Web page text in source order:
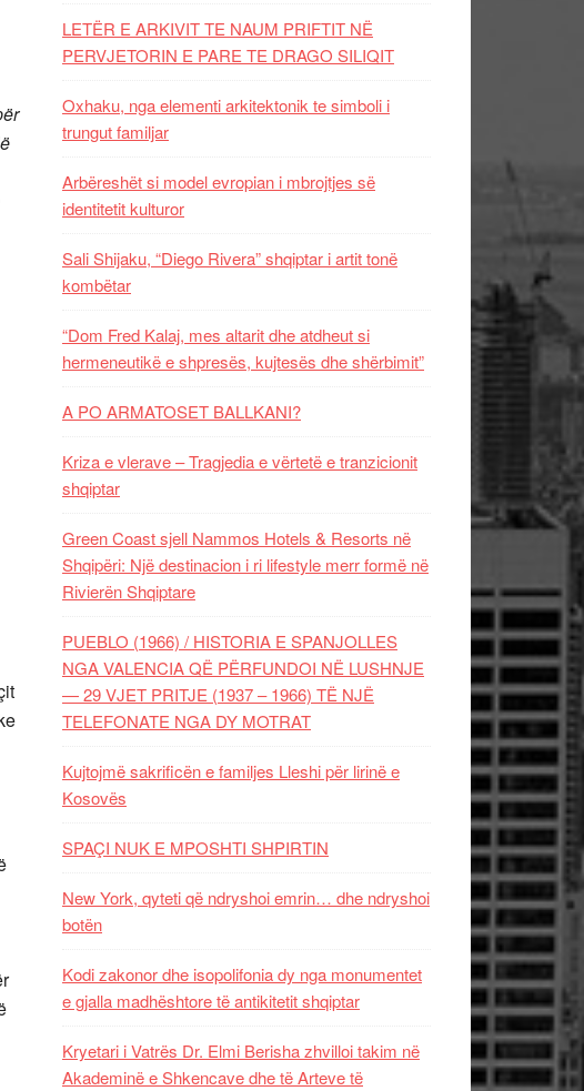
LETËR E ARKIVIT TE NAUM PRIFTIT NË
PERVJETORIN E PARE TE DRAGO SILIQIT
Oxhaku, nga elementi arkitektonik te simboli i
trungut familjar
Arbëreshët si model evropian i mbrojtjes së
identitetit kulturor
Sali Shijaku, “Diego Rivera” shqiptar i artit tonë
kombëtar
“Dom Fred Kalaj, mes altarit dhe atdheut si
hermeneutikë e shpresës, kujtesës dhe shërbimit”
A PO ARMATOSET BALLKANI?
Kriza e vlerave – Tragjedia e vërtetë e tranzicionit
shqiptar
Green Coast sjell Nammos Hotels & Resorts në
Shqipëri: Një destinacion i ri lifestyle merr formë në
Rivierën Shqiptare
PUEBLO (1966) / HISTORIA E SPANJOLLES
NGA VALENCIA QË PËRFUNDOI NË LUSHNJE
— 29 VJET PRITJE (1937 – 1966) TË NJË
TELEFONATE NGA DY MOTRAT
Kujtojmë sakrificën e familjes Lleshi për lirinë e
Kosovës
SPAÇI NUK E MPOSHTI SHPIRTIN
New York, qyteti që ndryshoi emrin… dhe ndryshoi
botën
Kodi zakonor dhe isopolifonia dy nga monumentet
e gjalla madhështore të antikitetit shqiptar
Kryetari i Vatrës Dr. Elmi Berisha zhvilloi takim në
Akademinë e Shkencave dhe të Arteve të